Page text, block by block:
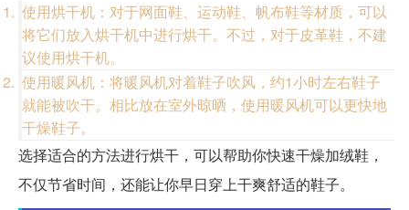
使用烘干机：对于网面鞋、运动鞋、帆布鞋等材质，可以
将它们放入烘干机中进行烘干。不过，对于皮革鞋，不建
议使用烘干机。
使用暖风机：将暖风机对着鞋子吹风，约1小时左右鞋子
就能被吹干。相比放在室外晾晒，使用暖风机可以更快地
干燥鞋子。
选择适合的方法进行烘干，可以帮助你快速干燥加绒鞋，
不仅节省时间，还能让你早日穿上干爽舒适的鞋子。